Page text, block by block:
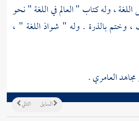
، وله كتاب " العالم في اللغة " نحو
، وختم بالذرة . وله " شواذ اللغة " ،
مجاهد العامري.
التالي السابق